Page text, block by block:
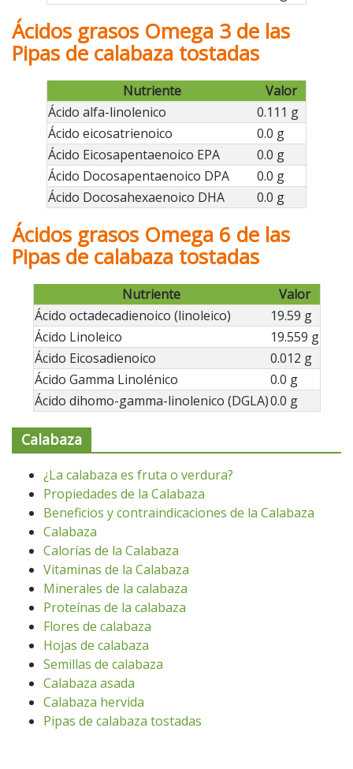
Ácidos grasos Omega 3 de las
Pipas de calabaza tostadas
Nutriente
Valor
Ácido alfa-linolenico
0.111 g
Ácido eicosatrienoico
0.0 g
Ácido Eicosapentaenoico EPA
0.0 g
Ácido Docosapentaenoico DPA
0.0 g
Ácido Docosahexaenoico DHA
0.0 g
Ácidos grasos Omega 6 de las
Pipas de calabaza tostadas
Nutriente
Valor
Ácido octadecadienoico (linoleico)
19.59 g
Ácido Linoleico
19.559 g
Ácido Eicosadienoico
0.012 g
Ácido Gamma Linolénico
0.0 g
Ácido dihomo-gamma-linolenico (DGLA)0.0 g
Calabaza
¿La calabaza es fruta o verdura?
Propiedades de la Calabaza
Beneficios y contraindicaciones de la Calabaza
Calabaza
Calorías de la Calabaza
Vitaminas de la Calabaza
Minerales de la calabaza
Proteínas de la calabaza
Flores de calabaza
Hojas de calabaza
Semillas de calabaza
Calabaza asada
Calabaza hervida
Pipas de calabaza tostadas